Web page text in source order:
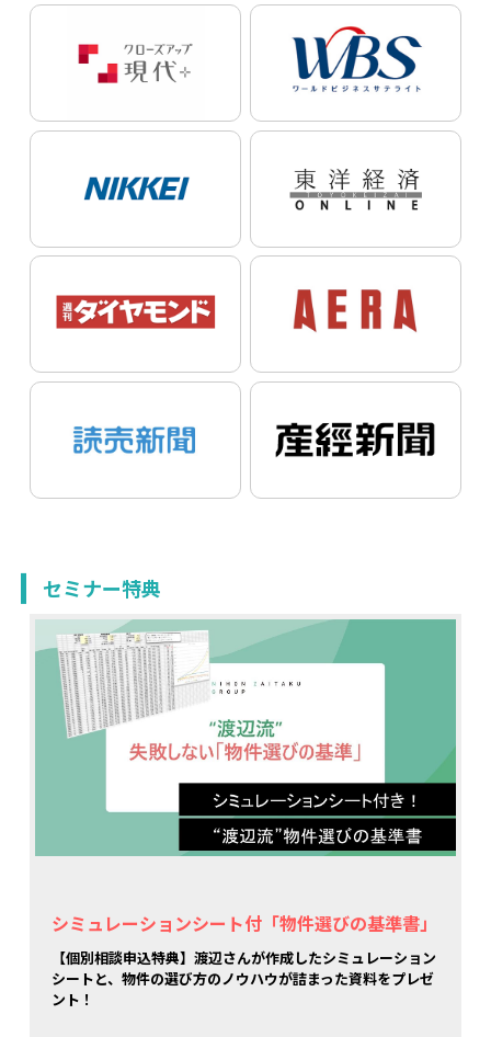
セミナー特典
シミュレーションシート付「物件選びの基準書」
【個別相談申込特典】渡辺さんが作成したシミュレーション
シートと、物件の選び方のノウハウが詰まった資料をプレゼ
ント！